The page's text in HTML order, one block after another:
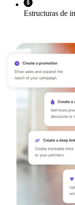
Estructuras de